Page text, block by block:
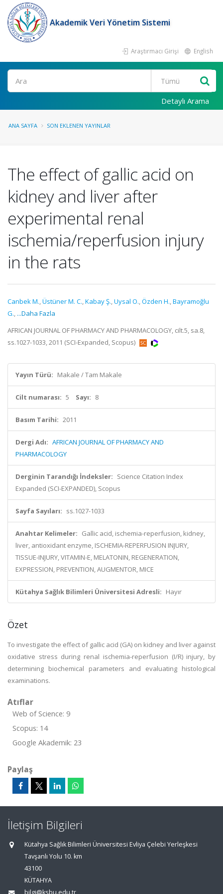
Akademik Veri Yönetim Sistemi
Araştırmacı Girişi English
Ara
Detaylı Arama
ANA SAYFA SON EKLENEN YAYINLAR
The effect of gallic acid on
kidney and liver after
experimental renal
ischemia/reperfusion injury
in the rats
Canbek M.,Üstüner M. C.,Kabay Ş.,Uysal O.,Özden H.,Bayramoğlu
G., ...Daha Fazla
AFRICAN JOURNAL OF PHARMACY AND PHARMACOLOGY, cilt.5, sa.8,
ss.1027-1033, 2011 (SCI-Expanded, Scopus)
Yayın Türü: Makale / Tam Makale
Cilt numarası: 5 Sayı: 8
Basım Tarihi: 2011
Dergi Adı: AFRICAN JOURNAL OF PHARMACY AND
PHARMACOLOGY
Derginin Tarandığı İndeksler: Science Citation Index
Expanded (SCI-EXPANDED), Scopus
Sayfa Sayıları: ss.1027-1033
Anahtar Kelimeler: Gallic acid, ischemia-reperfusion, kidney,
liver, antioxidant enzyme, ISCHEMIA-REPERFUSION INJURY,
TISSUE-INJURY, VITAMIN-E, MELATONIN, REGENERATION,
EXPRESSION, PREVENTION, AUGMENTOR, MICE
Kütahya Sağlık Bilimleri Üniversitesi Adresli: Hayır
Özet
To investigate the effect of gallic acid (GA) on kidney and liver against
oxidative stress during renal ischemia-reperfusion (I/R) injury, by
determining biochemical parameters and evaluating histological
examinations.
Atıflar
Web of Science: 9
Scopus: 14
Google Akademik: 23
Paylaş
İletişim Bilgileri
Kütahya Sağlık Bilimleri Üniversitesi Evliya Çelebi Yerleşkesi
Tavşanlı Yolu 10. km
43100
KÜTAHYA
bilgi@ksbu.edu.tr